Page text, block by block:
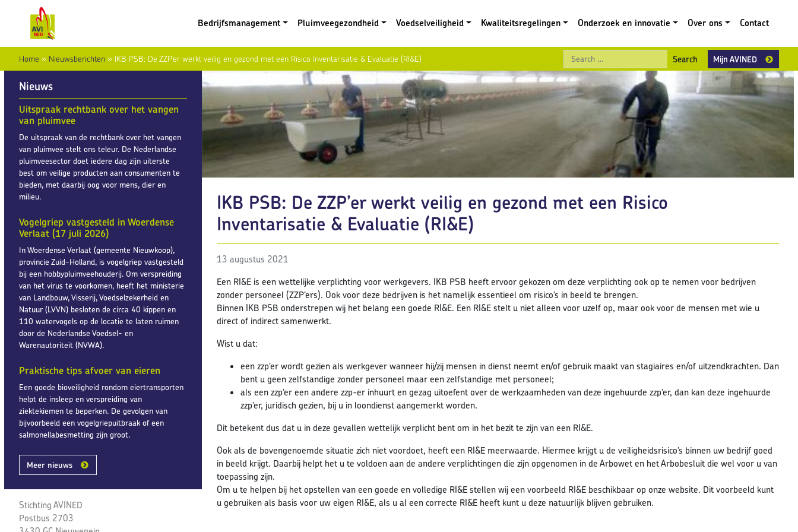
Bedrijfsmanagement
Pluimveegezondheid Voedselveiligheid Kwaliteitsregelingen Onderzoek en innovatie Over ons Contact
Home » Nieuwsberichten » IKB PSB: De ZZP’er werkt veilig en gezond met een Risico Inventarisatie & Evaluatie (RI&E) Search
Mijn AVINED
Nieuws
Uitspraak rechtbank over het vangen
van pluimvee
De uitspraak van de rechtbank over het vangen
van pluimvee stelt ons teleur. De Nederlandse
pluimveesector doet iedere dag zijn uiterste
best om veilige producten aan consumenten te
bieden, met daarbij oog voor mens, dier en
milieu.
Vogelgriep vastgesteld in Woerdense
Verlaat (17 juli 2026)
In Woerdense Verlaat (gemeente Nieuwkoop),
provincie Zuid-Holland, is vogelgriep vastgesteld
bij een hobbypluimveehouderij. Om verspreiding
van het virus te voorkomen, heeft het ministerie
van Landbouw, Visserij, Voedselzekerheid en
Natuur (LVVN) besloten de circa 40 kippen en
110 watervogels op de locatie te laten ruimen
door de Nederlandse Voedsel- en
Warenautoriteit (NVWA).
Praktische tips afvoer van eieren
Een goede bioveiligheid rondom eiertransporten
helpt de insleep en verspreiding van
ziektekiemen te beperken. De gevolgen van
bijvoorbeeld een vogelgriepuitbraak of een
salmonellabesmetting zijn groot.
Meer nieuws
Stichting AVINED
Postbus 2703
IKB PSB: De ZZP’er werkt veilig en gezond met een Risico
Inventarisatie & Evaluatie (RI&E)
13 augustus 2021
Een RI&E is een wettelijke verplichting voor werkgevers. IKB PSB heeft ervoor gekozen om deze verplichting ook op te nemen voor bedrijven
zonder personeel (ZZP’ers). Ook voor deze bedrijven is het namelijk essentieel om risico’s in beeld te brengen.
Binnen IKB PSB onderstrepen wij het belang een goede RI&E. Een RI&E stelt u niet alleen voor uzelf op, maar ook voor de mensen met wie u
direct of indirect samenwerkt.
Wist u dat:
een zzp’er wordt gezien als werkgever wanneer hij/zij mensen in dienst neemt en/of gebruik maakt van stagiaires en/of uitzendkrachten. Dan
bent u geen zelfstandige zonder personeel maar een zelfstandige met personeel;
als een zzp’er een andere zzp-er inhuurt en gezag uitoefent over de werkzaamheden van deze ingehuurde zzp’er, dan kan deze ingehuurde
zzp’er, juridisch gezien, bij u in loondienst aangemerkt worden.
Dit betekent dus dat u in deze gevallen wettelijk verplicht bent om in het bezit te zijn van een RI&E.
Ook als de bovengenoemde situatie zich niet voordoet, heeft een RI&E meerwaarde. Hiermee krijgt u de veiligheidsrisico’s binnen uw bedrijf goed
in beeld krijgt. Daarbij helpt het u te voldoen aan de andere verplichtingen die zijn opgenomen in de Arbowet en het Arbobesluit die wel voor u van
toepassing zijn.
Om u te helpen bij het opstellen van een goede en volledige RI&E stellen wij een voorbeeld RI&E beschikbaar op onze website. Dit voorbeeld kunt
u gebruiken als basis voor uw eigen RI&E, als u al een correcte RI&E heeft kunt u deze natuurlijk blijven gebruiken.